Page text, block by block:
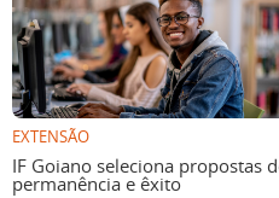
EXTENSÃO
IF Goiano seleciona propostas
permanência e êxito